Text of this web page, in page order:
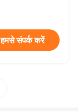
हमसे संपर्क करें